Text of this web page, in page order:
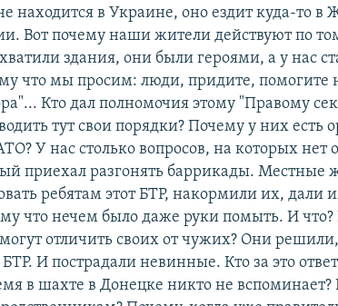
находится в Украине, оно ездит куда-то в
Вот почему наши жители действуют по
здания, они были героями, а у нас
что мы просим: люди, придите, помогите
Кто дал полномочия этому "Правому
тут свои порядки? Почему у них есть
У нас столько вопросов, на которых нет
приехал разгонять баррикады. Местные
ребятам этот БТР, накормили их, дали
что нечем было даже руки помыть. И что?
отличить своих от чужих? Они
И пострадали невинные. Кто за это
в шахте в Донецке никто не